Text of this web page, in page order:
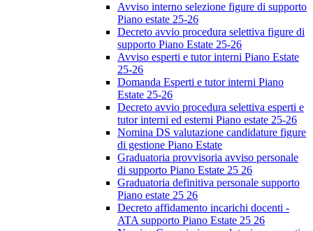
Avviso interno selezione figure di supporto
Piano estate 25-26
Decreto avvio procedura selettiva figure di
supporto Piano Estate 25-26
Avviso esperti e tutor interni Piano Estate
25-26
Domanda Esperti e tutor interni Piano
Estate 25-26
Decreto avvio procedura selettiva esperti e
tutor interni ed esterni Piano estate 25-26
Nomina DS valutazione candidature figure
di gestione Piano Estate
Graduatoria provvisoria avviso personale
di supporto Piano Estate 25 26
Graduatoria definitiva personale supporto
Piano estate 25 26
Decreto affidamento incarichi docenti -
ATA supporto Piano Estate 25 26